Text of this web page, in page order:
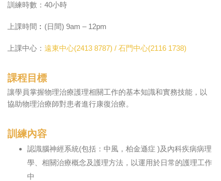
訓練時數：40小時
上課時間︰(日間) 9am – 12pm
上課中心： 遠東中心(2413 8787) / 石門中心(2116 1738)
課程目標
讓學員掌握物理治療護理相關工作的基本知識和實務技能，以
協助物理治療師對患者進行康復治療。
訓練內容
認識腦神經系統(包括：中風，柏金遜症 )及內科疾病病理
學、相關治療概念及護理方法，以運用於日常的護理工作
中